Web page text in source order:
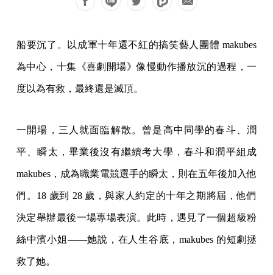
船要沉了。以成軍十年還不紅的搞笑藝人團體 makubes
為中心，十集《喜劇開場》像慢動作播放沉的過程，一
度以為有救，最終還是滅頂。
一開場，三人就面臨解散。曾是高中同學的春斗、潤
平、瞬太，畢業後沒有繼續考大學，春斗和潤平組成
makubes，成為職業電競選手的瞬太，則在五年後加入他
們。18 歲到 28 歲，與家人約定的十年之期將屆，他們
決定舉辦最後一場專場表演。此時，遇見了一個超級粉
絲中濱小姐——她說，在人生谷底，makubes 的短劇拯
救了她。